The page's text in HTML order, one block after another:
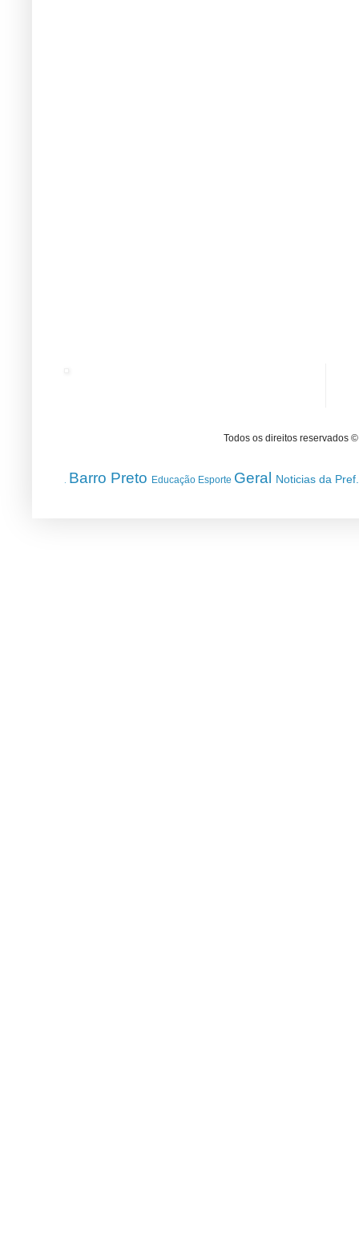
Todos os direitos reservados
Barro Preto Educação Esporte Geral Noticias da